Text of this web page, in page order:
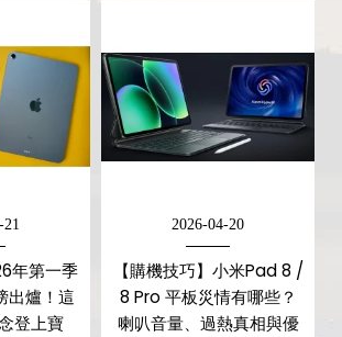
年第一季
出爐！這
登上寶
2026-04-20
【購機技巧】小米Pad 8 /
8 Pro 平板災情有哪些？
喇叭音量、過熱真相與優